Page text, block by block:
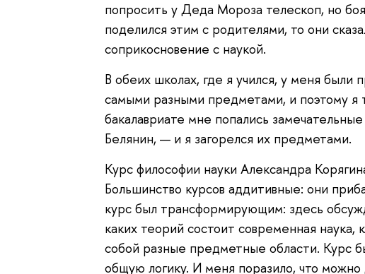
попросить у Деда Мороза телескоп, но
поделился этим с родителями, то они
соприкосновение с наукой.
В обеих школах, где я учился, у меня были
самыми разными предметами, и поэтому я
бакалавриате мне попались
Белянин, — и я загорелся их предметами.
Курс философии науки Александра
Большинство курсов аддитивные: они
курс был трансформирующим: здесь
каких теорий состоит современная
собой разные предметные области. Курс
общую логику. И меня поразило, что